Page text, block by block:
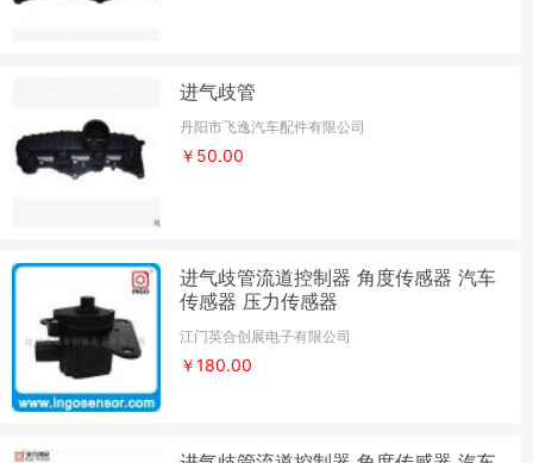
进气歧管
丹阳市飞逸汽车配件有限公司
￥50.00
进气歧管流道控制器 角度传感器 汽车
传感器 压力传感器
江门英合创展电子有限公司
￥180.00